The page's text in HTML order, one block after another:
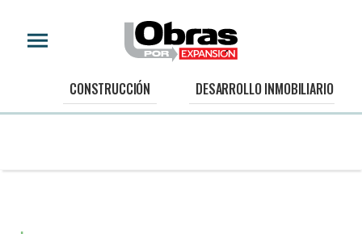
CONSTRUCCIÓN DESARROLLO INMOBILIARIO